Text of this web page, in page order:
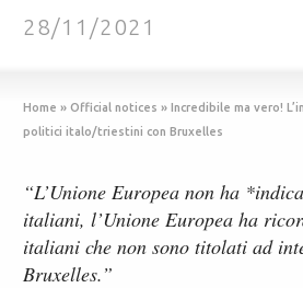
28/11/2021
Home » Official notices » Incredibile ma vero!
politici italo/triestini con Bruxelles
“L’Unione Europea non ha
italiani, l’Unione Europea ha
italiani che non sono titolati ad
Bruxelles.”